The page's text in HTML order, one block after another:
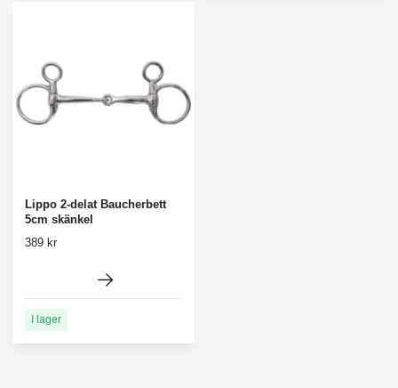
Lippo 2-delat Baucherbett
5cm skänkel
389 kr
I lager